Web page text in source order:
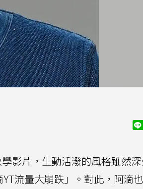
影片，生動活潑的風格雖然
流量大崩跌」。對此，阿滴